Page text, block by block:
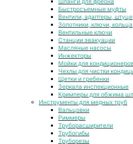
Быстросъемные муфты
Вентили, адаптеры,
Золотники, ключи,
Вентильные ключи
Станции эвакуации
Масляные насосы
Инжекторы
Мойки для кондиционеров
Чехлы для чистки
Щетки и гребенки
Зеркала инспекционные
Кримперы для обжима
Инструменты для медных труб
Вальцовки
Риммеры
Труборасширители
Трубогибы
Труборезы